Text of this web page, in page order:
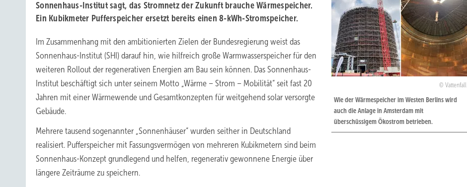
Vattenfall
Wie der Wärmespeicher im Westen Berlins wird
auch die Anlage in Amsterdam mit
überschüssigem Ökostrom betrieben.
Sonnenhaus-Institut sagt, das Stromnetz der Zukunft brauche Wärmespeicher.
Ein Kubikmeter Pufferspeicher ersetzt bereits einen 8-kWh-Stromspeicher.
Im Zusammenhang mit den ambitionierten Zielen der Bundesregierung weist das
Sonnenhaus-Institut (SHI) darauf hin, wie hilfreich große Warmwasserspeicher für den
weiteren Rollout der regenerativen Energien am Bau sein können. Das Sonnenhaus-
Institut beschäftigt sich unter seinem Motto „Wärme – Strom – Mobilität“ seit fast 20
Jahren mit einer Wärmewende und Gesamtkonzepten für weitgehend solar versorgte
Gebäude.
Mehrere tausend sogenannter „Sonnenhäuser“ wurden seither in Deutschland
realisiert. Pufferspeicher mit Fassungsvermögen von mehreren Kubikmetern sind beim
Sonnenhaus-Konzept grundlegend und helfen, regenerativ gewonnene Energie über
längere Zeiträume zu speichern.